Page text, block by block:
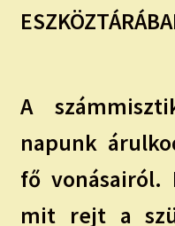
A
napunk
fő vonásairól.
mit rejt a